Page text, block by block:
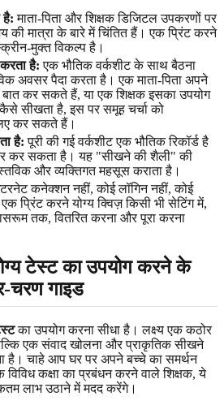
है: माता-पिता और शिक्षक डिजिटल उपकरणों पर
की मात्रा के बारे में चिंतित हैं। एक प्रिंट करने
मुक्त विकल्प है।
करता है: एक भौतिक वर्कशीट के साथ बैठना
अवसर पैदा करता है। एक माता-पिता अपने
कर सकते हैं, या एक शिक्षक इसका उपयोग
सीखता है, इस पर समूह चर्चा को
कर सकते हैं।
है: पूरी की गई वर्कशीट एक भौतिक रिकॉर्ड है
कर सकता है। यह "सीखने की शैली" की
और व्यक्तिगत महसूस कराता है।
कनेक्शन नहीं, कोई लॉगिन नहीं, कोई
प्रिंट करने योग्य क्विज़ किसी भी सेटिंग में,
तक, वितरित करना और पूरा करना
टेस्ट का उपयोग करने के
चरण गाइड
का उपयोग करना सीधा है। लक्ष्य एक कठोर
एक संवाद खोलना और प्राकृतिक सीखने
है। चाहे आप घर पर अपने बच्चे का समर्थन
विविध कक्षा का प्रबंधन करने वाले शिक्षक, ये
लाभ उठाने में मदद करेंगे।